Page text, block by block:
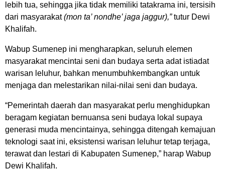
lebih tua, sehingga jika tidak memiliki tatakrama ini, tersisih
dari masyarakat(mon ta’ nondhe’ jaga jaggur),”tutur Dewi
Khalifah.
Wabup Sumenep ini mengharapkan, seluruh elemen
masyarakat mencintai seni dan budaya serta adat istiadat
warisan leluhur, bahkan menumbuhkembangkan untuk
menjaga dan melestarikan nilai-nilai seni dan budaya.
“Pemerintah daerah dan masyarakat perlu menghidupkan
beragam kegiatan bernuansa seni budaya lokal supaya
generasi muda mencintainya, sehingga ditengah kemajuan
teknologi saat ini, eksistensi warisan leluhur tetap terjaga,
terawat dan lestari di Kabupaten Sumenep,” harap Wabup
Dewi Khalifah.